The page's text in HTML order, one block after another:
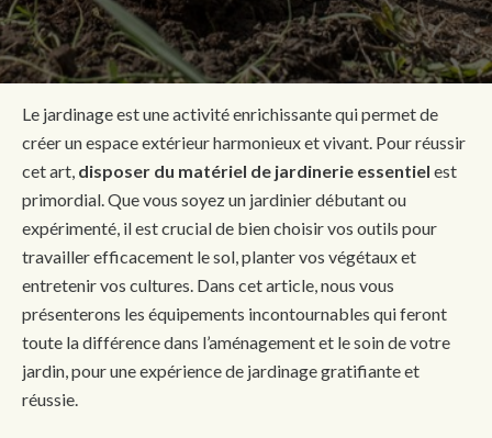
Le jardinage est une activité enrichissante qui permet de
créer un espace extérieur harmonieux et vivant. Pour réussir
cet art, disposer du matériel de jardinerie essentiel est
primordial. Que vous soyez un jardinier débutant ou
expérimenté, il est crucial de bien choisir vos outils pour
travailler efficacement le sol, planter vos végétaux et
entretenir vos cultures. Dans cet article, nous vous
présenterons les équipements incontournables qui feront
toute la différence dans l’aménagement et le soin de votre
jardin, pour une expérience de jardinage gratifiante et
réussie.